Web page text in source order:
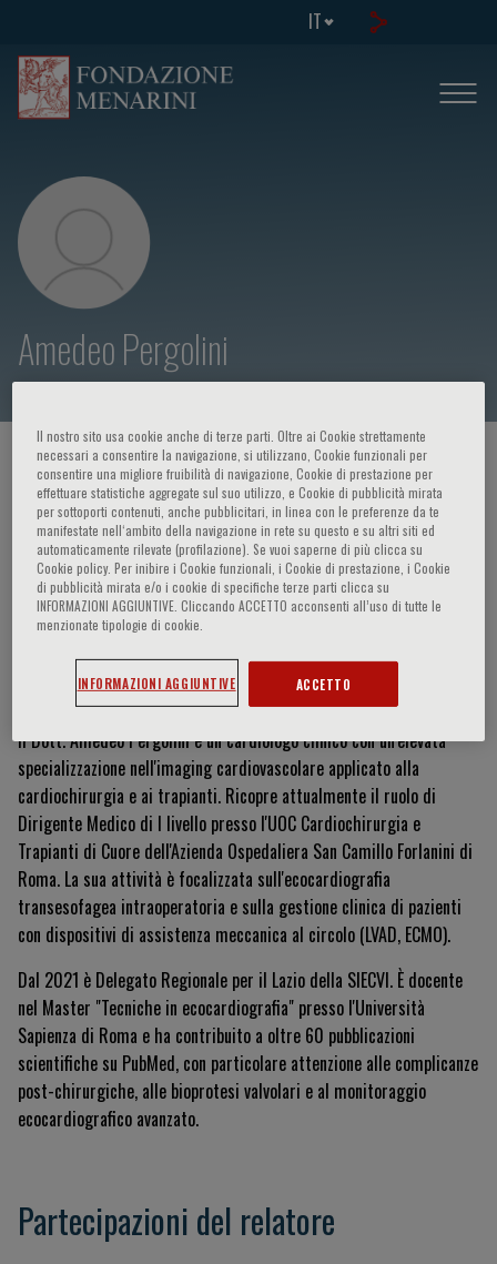
IT
Amedeo Pergolini
HOME PAGE / CORSI ED EVENTI / RELATORE
Amedeo Pergolini
Curriculum Vitae
Il Dott. Amedeo Pergolini è un cardiologo clinico con un'elevata
specializzazione nell'imaging cardiovascolare applicato alla
cardiochirurgia e ai trapianti. Ricopre attualmente il ruolo di
Dirigente Medico di I livello presso l'UOC Cardiochirurgia e
Trapianti di Cuore dell'Azienda Ospedaliera San Camillo Forlanini di
Roma. La sua attività è focalizzata sull'ecocardiografia
transesofagea intraoperatoria e sulla gestione clinica di pazienti
con dispositivi di assistenza meccanica al circolo (LVAD, ECMO).
Dal 2021 è Delegato Regionale per il Lazio della SIECVI. È docente
nel Master "Tecniche in ecocardiografia" presso l'Università
Sapienza di Roma e ha contribuito a oltre 60 pubblicazioni
scientifiche su PubMed, con particolare attenzione alle complicanze
post-chirurgiche, alle bioprotesi valvolari e al monitoraggio
ecocardiografico avanzato.
Partecipazioni del relatore
Il nostro sito usa cookie anche di terze parti. Oltre ai Cookie strettamente
necessari a consentire la navigazione, si utilizzano, Cookie funzionali per
consentire una migliore fruibilità di navigazione, Cookie di prestazione per
effettuare statistiche aggregate sul suo utilizzo, e Cookie di pubblicità mirata
per sottoporti contenuti, anche pubblicitari, in linea con le preferenze da te
manifestate nell‘ambito della navigazione in rete su questo e su altri siti ed
automaticamente rilevate (profilazione). Se vuoi saperne di più clicca su
Cookie policy. Per inibire i Cookie funzionali, i Cookie di prestazione, i Cookie
di pubblicità mirata e/o i cookie di specifiche terze parti clicca su
INFORMAZIONI AGGIUNTIVE. Cliccando ACCETTO acconsenti all’uso di tutte le
menzionate tipologie di cookie.
INFORMAZIONI AGGIUNTIVE ACCETTO